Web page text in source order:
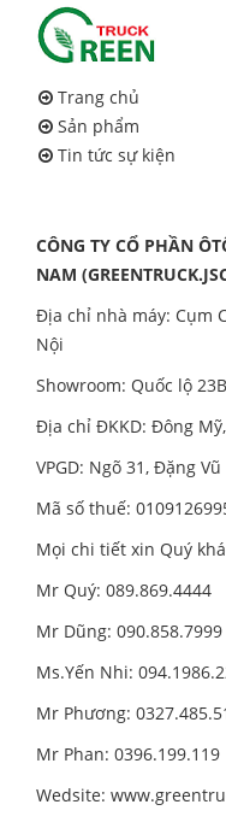
Trang chủ
Sản phẩm
Tin tức sự kiện
CÔNG TY CỔ PHẦN
NAM
Địa chỉ nhà máy: Cụm
Nội
Showroom: Quốc lộ
Địa chỉ ĐKKD: Đông
VPGD: Ngõ 31, Đặng
Mã số thuế:
Mọi chi tiết xin Quý
Mr Quý: 089.869.4444
Mr Dũng: 090.858.7999
Ms.Yến Nhi:
Mr Phương:
Mr Phan: 0396.199.119
Wedsite: